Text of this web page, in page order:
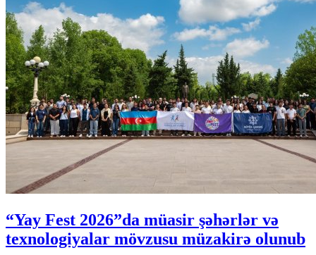
“Yay Fest 2026”da müasir şəhərlər və
texnologiyalar mövzusu müzakirə olunub